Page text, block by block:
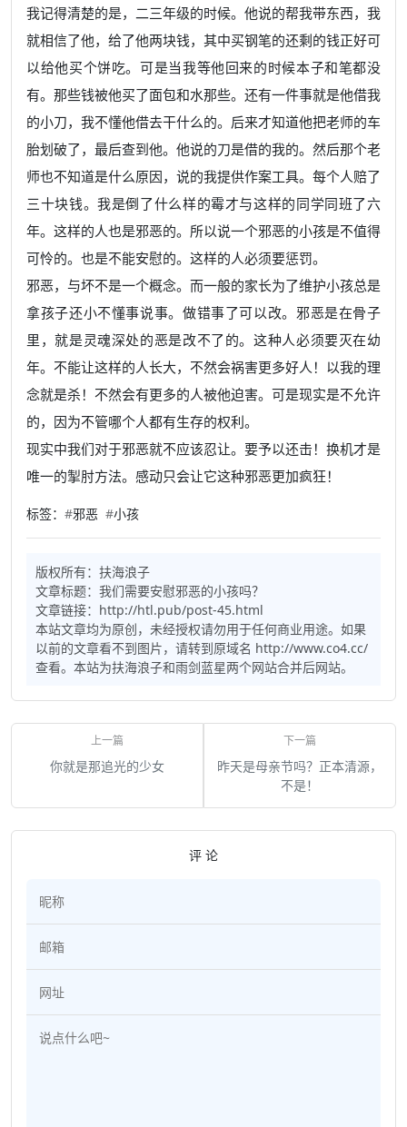
我记得清楚的是，二三年级的时候。他说的帮我带东西，我
就相信了他，给了他两块钱，其中买钢笔的还剩的钱正好可
以给他买个饼吃。可是当我等他回来的时候本子和笔都没
有。那些钱被他买了面包和水那些。还有一件事就是他借我
的小刀，我不懂他借去干什么的。后来才知道他把老师的车
胎划破了，最后查到他。他说的刀是借的我的。然后那个老
师也不知道是什么原因，说的我提供作案工具。每个人赔了
三十块钱。我是倒了什么样的霉才与这样的同学同班了六
年。这样的人也是邪恶的。所以说一个邪恶的小孩是不值得
可怜的。也是不能安慰的。这样的人必须要惩罚。
邪恶，与坏不是一个概念。而一般的家长为了维护小孩总是
拿孩子还小不懂事说事。做错事了可以改。邪恶是在骨子
里，就是灵魂深处的恶是改不了的。这种人必须要灭在幼
年。不能让这样的人长大，不然会祸害更多好人！以我的理
念就是杀！不然会有更多的人被他迫害。可是现实是不允许
的，因为不管哪个人都有生存的权利。
现实中我们对于邪恶就不应该忍让。要予以还击！换机才是
唯一的掣肘方法。感动只会让它这种邪恶更加疯狂！
标签： #邪恶 #小孩
版权所有： 扶海浪子
文章标题： 我们需要安慰邪恶的小孩吗？
文章链接：http://htl.pub/post-45.html
本站文章均为原创，未经授权请勿用于任何商业用途。如果
以前的文章看不到图片，请转到原域名 http://www.co4.cc/
查看。本站为扶海浪子和雨剑蓝星两个网站合并后网站。
你就是那追光的少女
昨天是母亲节吗？正本清源，
不是！
评 论